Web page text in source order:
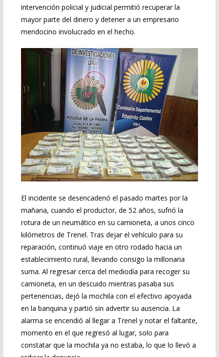
intervención policial y judicial permitió recuperar la
mayor parte del dinero y detener a un empresario
mendocino involucrado en el hecho.
El incidente se desencadenó el pasado martes por la
mañana, cuando el productor, de 52 años, sufrió la
rotura de un neumático en su camioneta, a unos cinco
kilómetros de Trenel. Tras dejar el vehículo para su
reparación, continuó viaje en otro rodado hacia un
establecimiento rural, llevando consigo la millonaria
suma. Al regresar cerca del mediodía para recoger su
camioneta, en un descuido mientras pasaba sus
pertenencias, dejó la mochila con el efectivo apoyada
en la banquina y partió sin advertir su ausencia. La
alarma se encendió al llegar a Trenel y notar el faltante,
momento en el que regresó al lugar, solo para
constatar que la mochila ya no estaba, lo que lo llevó a